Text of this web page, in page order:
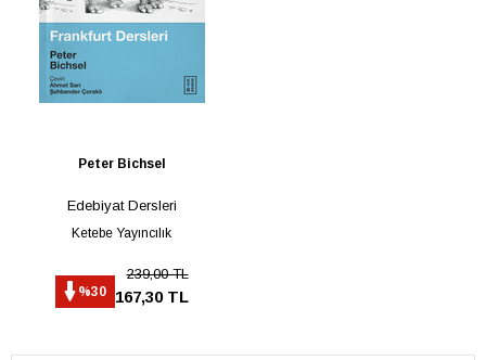
Peter Bichsel
Edebiyat Dersleri
Ketebe Yayıncılık
%30
239,00 TL
167,30 TL